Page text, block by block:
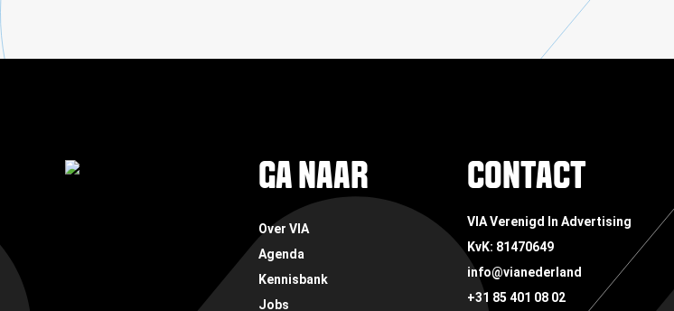
FOOTER GA NAAR
Over VIA
Agenda
Kennisbank
Jobs
CONTACT
VIA Verenigd In Advertising
KvK: 81470649
info@vianederland
+31 85 401 08 02